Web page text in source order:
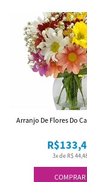
COMPRAR
3x de R$
Arranjo De Flores Do